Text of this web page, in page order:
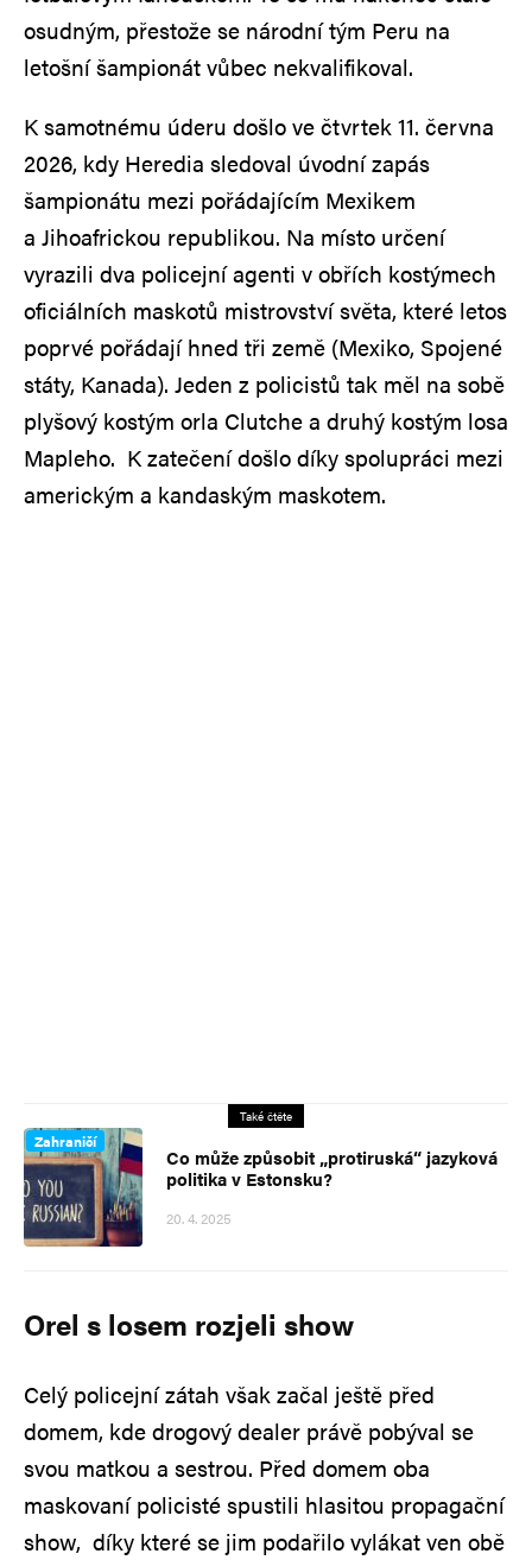
osudným, přestože se národní tým Peru na
letošní šampionát vůbec nekvalifikoval.
K samotnému úderu došlo ve čtvrtek 11. června
2026, kdy Heredia sledoval úvodní zapás
šampionátu mezi pořádajícím Mexikem
a Jihoafrickou republikou. Na místo určení
vyrazili dva policejní agenti v obřích kostýmech
oficiálních maskotů mistrovství světa, které letos
poprvé pořádají hned tři země (Mexiko, Spojené
státy, Kanada). Jeden z policistů tak měl na sobě
plyšový kostým orla Clutche a druhý kostým losa
Mapleho. K zatečení došlo díky spolupráci mezi
americkým a kandaským maskotem.
Také čtěte
Zahraničí
Co může způsobit „protiruská“ jazyková
politika v Estonsku?
20. 4. 2025
Orel s losem rozjeli show
Celý policejní zátah však začal ještě před
domem, kde drogový dealer právě pobýval se
svou matkou a sestrou. Před domem oba
maskovaní policisté spustili hlasitou propagační
show, díky které se jim podařilo vylákat ven obě